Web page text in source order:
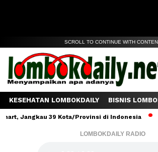
SCROLL TO CONTINUE WITH
KESEHATAN LOMBOKDAILY BISNIS
39 Kota/Provinsi di Indonesia
LOMBOKDAILY RADIO